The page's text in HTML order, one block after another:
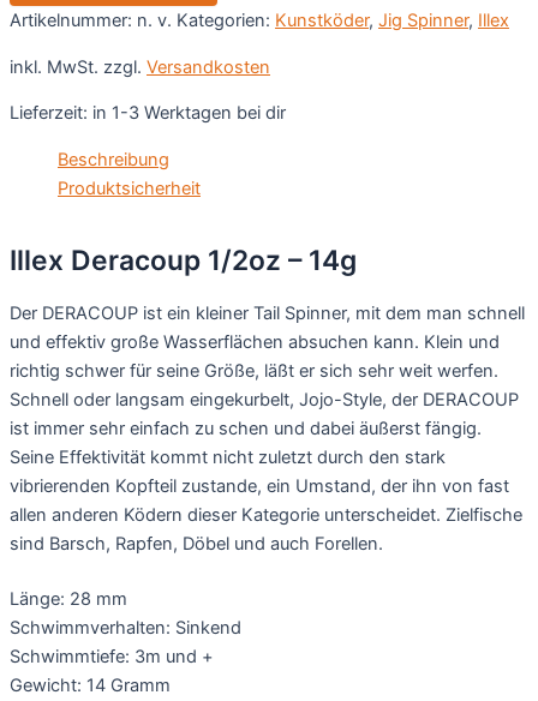
Menge
Artikelnummer: n. v. Kategorien: Kunstköder, Jig Spinner, Illex
inkl. MwSt. zzgl. Versandkosten
Lieferzeit: in 1-3 Werktagen bei dir
Beschreibung
Produktsicherheit
Illex Deracoup 1/2oz – 14g
Der DERACOUP ist ein kleiner Tail Spinner, mit dem man schnell
und effektiv große Wasserflächen absuchen kann. Klein und
richtig schwer für seine Größe, läßt er sich sehr weit werfen.
Schnell oder langsam eingekurbelt, Jojo-Style, der DERACOUP
ist immer sehr einfach zu schen und dabei äußerst fängig.
Seine Effektivität kommt nicht zuletzt durch den stark
vibrierenden Kopfteil zustande, ein Umstand, der ihn von fast
allen anderen Ködern dieser Kategorie unterscheidet. Zielfische
sind Barsch, Rapfen, Döbel und auch Forellen.
Länge: 28 mm
Schwimmverhalten: Sinkend
Schwimmtiefe: 3m und +
Gewicht: 14 Gramm